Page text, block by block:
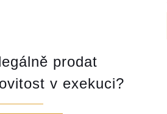
prodat
v exekuci?